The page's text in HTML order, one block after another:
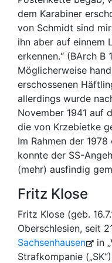
dem Karabiner
von Schmidt sind
ihn aber auf
erkennen.“ (BArch B
Möglicherweise
erschossenen
allerdings wurde
November 1941 auf
die von Krzebietke
Im Rahmen der
konnte der SS-
(mehr) ausfindig
Fritz Klose
Fritz Klose (geb.
Oberschlesien, seit
Sachsenhausen
in
Strafkompanie